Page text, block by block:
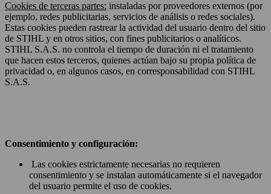
Cookies de terceras partes: instaladas por proveedores externos (por
ejemplo, redes publicitarias, servicios de análisis o redes sociales).
Estas cookies pueden rastrear la actividad del usuario dentro del sitio
de STIHL y en otros sitios, con fines publicitarios o analíticos.
STIHL S.A.S. no controla el tiempo de duración ni el tratamiento
que hacen estos terceros, quienes actúan bajo su propia política de
privacidad o, en algunos casos, en corresponsabilidad con STIHL
S.A.S.
Consentimiento y configuración:
Las cookies estrictamente necesarias no requieren
consentimiento y se instalan automáticamente si el navegador
del usuario permite el uso de cookies.